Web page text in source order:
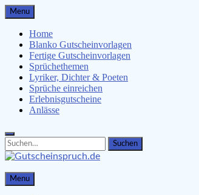
Skip
to
content
Menu
Home
Blanko Gutscheinvorlagen
Fertige Gutscheinvorlagen
Sprüchethemen
Lyriker, Dichter & Poeten
Sprüche einreichen
Erlebnisgutscheine
Anlässe
Search
for:
Search
Gutscheinspruch.de
Gutscheinsprüche & Gutscheinvorlagen finden
Menu